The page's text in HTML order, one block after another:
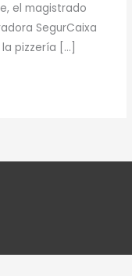
el magistrado
SegurCaixa
pizzería […]